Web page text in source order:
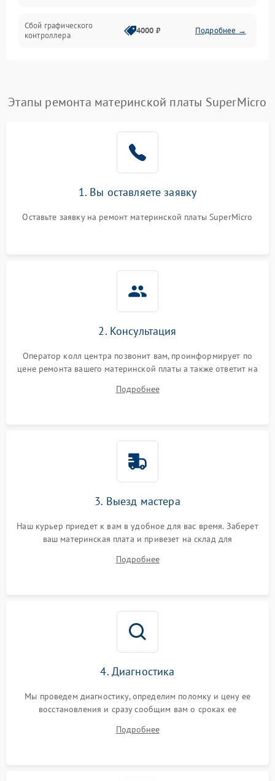
Сбой графического
контроллера
4000 ₽ Подробнее →
Этапы ремонта материнской платы SuperMicro
1. Вы оставляете заявку
Оставьте заявку на ремонт материнской платы SuperMicro
2. Консультация
Оператор колл центра позвонит вам, проинформирует по
цене ремонта вашего материнской платы а также ответит на
Подробнее
3. Выезд мастера
Наш курьер приедет к вам в удобное для вас время. Заберет
ваш материнская плата и привезет на склад для
Подробнее
4. Диагностика
Мы проведем диагностику, определим поломку и цену ее
восстановления и сразу сообщим вам о сроках ее
Подробнее